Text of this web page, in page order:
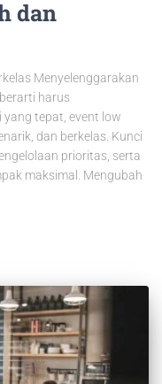
dan
Menyelenggarakan
harus
tepat, event low
dan berkelas. Kunci
prioritas, serta
maksimal. Mengubah